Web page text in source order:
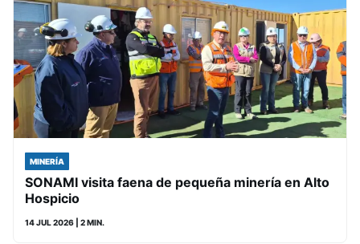
MINERÍA
SONAMI visita faena de pequeña minería en Alto
Hospicio
14 JUL 2026 | 2 MIN.